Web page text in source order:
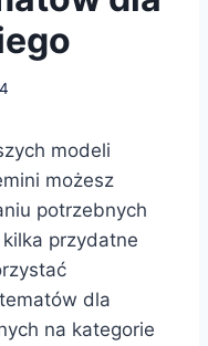
modeli
możesz
potrzebnych
przydatne
dla
na kategorie